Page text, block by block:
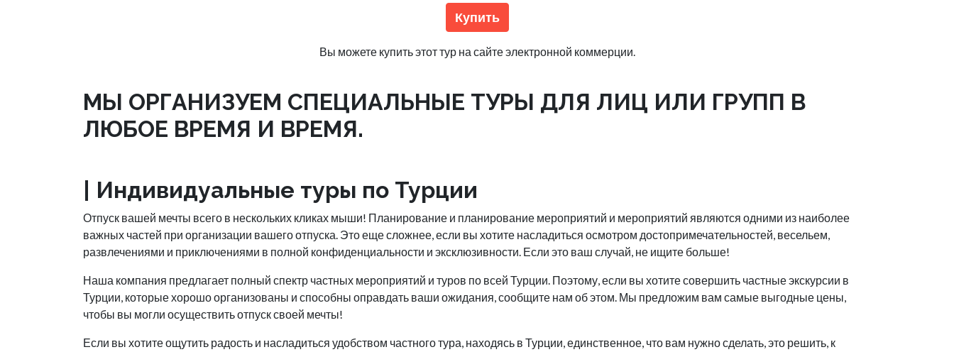
Купить
Вы можете купить этот тур на сайте электронной коммерции.
МЫ ОРГАНИЗУЕМ СПЕЦИАЛЬНЫЕ ТУРЫ ДЛЯ ЛИЦ ИЛИ ГРУПП В
ЛЮБОЕ ВРЕМЯ И ВРЕМЯ.
| Индивидуальные туры по Турции
Отпуск вашей мечты всего в нескольких кликах мыши! Планирование и планирование мероприятий и мероприятий являются одними из наиболее
важных частей при организации вашего отпуска. Это еще сложнее, если вы хотите насладиться осмотром достопримечательностей, весельем,
развлечениями и приключениями в полной конфиденциальности и эксклюзивности. Если это ваш случай, не ищите больше!
Наша компания предлагает полный спектр частных мероприятий и туров по всей Турции. Поэтому, если вы хотите совершить частные экскурсии в
Турции, которые хорошо организованы и способны оправдать ваши ожидания, сообщите нам об этом. Мы предложим вам самые выгодные цены,
чтобы вы могли осуществить отпуск своей мечты!
Если вы хотите ощутить радость и насладиться удобством частного тура, находясь в Турции, единственное, что вам нужно сделать, это решить, к